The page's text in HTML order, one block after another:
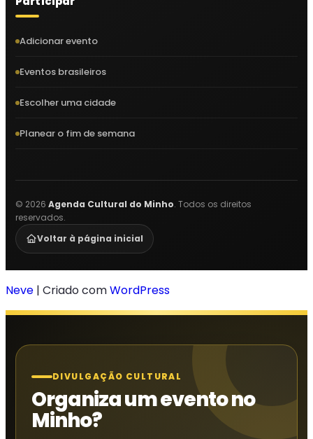
Adicionar evento
Eventos brasileiros
Escolher uma cidade
Planear o fim de semana
© 2026 Agenda Cultural do Minho. Todos os direitos
reservados.
Voltar à página inicial
Neve | Criado comWordPress
DIVULGAÇÃO CULTURAL
Organiza um evento no
Minho?